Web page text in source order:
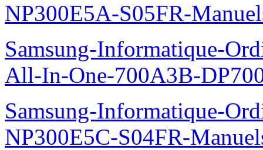
NP300E5A-S05FR-
Samsung-Informatique-
All-In-One-700A3B-
Samsung-Informatique-
NP300E5C-S04FR-